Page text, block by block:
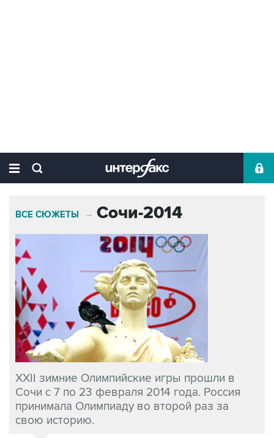
ВСЕ СЮЖЕТЫ → Сочи-2014
XXII зимние Олимпийские игры прошли в
Сочи с 7 по 23 февраля 2014 года. Россия
принимала Олимпиаду во второй раз за
свою историю.